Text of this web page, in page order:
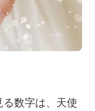
数字は、天使